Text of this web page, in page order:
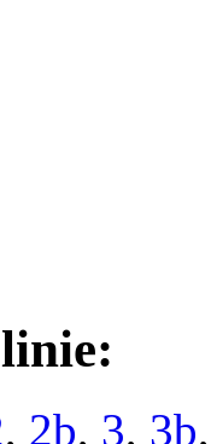
, 2b, 3, 3b